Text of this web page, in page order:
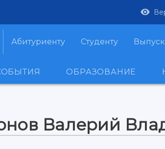
Абитуриенту Студенту
ОБРАЗОВАНИЕ
Валерий